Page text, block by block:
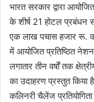
भारत सरकार द्वारा
के शीर्ष 21 होटल प्रबंधन
एक लाख पचास हजार रू.
में आयोजित प्रतिष्ठित
लगातार तीन वर्षों तक
का उदाहरण प्रस्तुत
कलिनरी चैलेंज